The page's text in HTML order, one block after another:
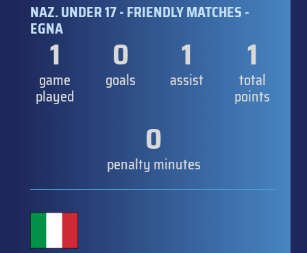
NAZ. UNDER 17 - FRIENDLY MATCHES -
EGNA
1
game
played
0
goals
1
assist
1
total
points
0
penalty minutes